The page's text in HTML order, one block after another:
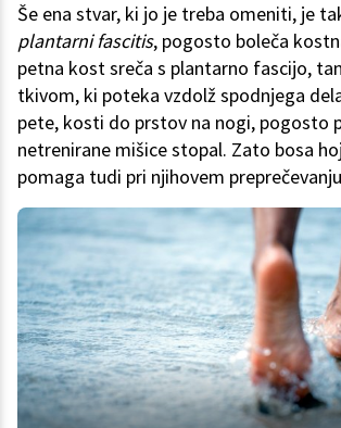
Še ena stvar, ki jo je treba omeniti, je
plantarni fascitis, pogosto boleča
petna kost sreča s plantarno fascijo,
tkivom, ki poteka vzdolž spodnjega
pete, kosti do prstov na nogi, pogosto
netrenirane mišice stopal. Zato bosa
pomaga tudi pri njihovem